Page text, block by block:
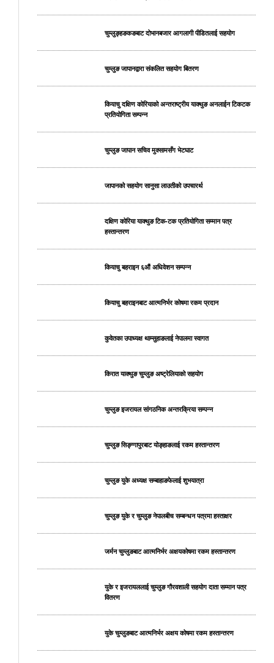
चुम्लुङ्हङकङबाट दोभानबजार आगलागी पीडितलाई सहयोग
चुम्लुङ जापानद्वारा संकलित सहयोग बितरण
कियाचु दक्षिण कोरियाको अन्तराष्ट्रीय याक्थुङ अनलाईन टिकटक
प्रतियोगिता सम्पन्न
चुम्लुङ जापान सचिव मुक्सामसँग भेटघाट
जापानको सहयोग सानुसा लाउतीको उपचारर्थ
दक्षिण कोरिया याक्थुङ टिक-टक प्रतियोगिता सम्मान पत्र
हस्तान्तरण
कियाचु बहराइन ६औं अधिवेशन सम्पन्न
कियाचु बहराइनबाट आत्मनिर्भर कोषमा रकम प्रदान
कुवेतका उपाध्यक्ष थाम्सुहाङलाई नेपालमा स्वागत
किरात याक्थुङ चुम्लुङ अष्ट्रेलियाको सहयोग
चुम्लुङ इजरायल सांगठनिक अन्तरक्रिया सम्पन्न
चुम्लुङ सिङ्ग्गापुरबाट योङ्हाङलाई रकम हस्तान्तरण
चुम्लुङ युके अध्यक्ष सम्बाहाङफेलाई शुभयात्रा
चुम्लुङ युके र चुम्लुङ नेपालबीच सम्बन्धन पत्रमा हस्ताक्षर
जर्मन चुम्लुङबाट आत्मनिर्भर अक्षयकोषमा रकम हस्तान्तरण
युके र इजरायललाई चुम्लुङ गौरवशाली सहयोग दाता सम्मान पत्र
वितरण
युके चुम्लुङबाट आत्मनिर्भर अक्षय कोषमा रकम हस्तान्तरण